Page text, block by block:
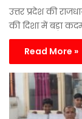
उत्तर प्रदेश की
की दिशा में बड़ा
Read More »